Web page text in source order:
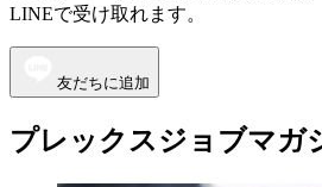
LINEで受け取れます。
友だちに追加
プレックスジョブマガ